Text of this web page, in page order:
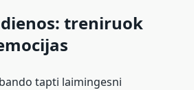
treniruok
tapti laimingesni